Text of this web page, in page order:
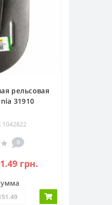
рельсовая
31910
1042822
0
грн.